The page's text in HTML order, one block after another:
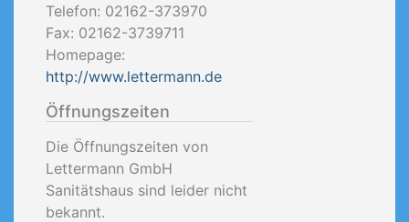
Telefon: 02162-373970
Fax: 02162-3739711
Homepage:
http://www.lettermann.de
Öffnungszeiten
Die Öffnungszeiten von
Lettermann GmbH
Sanitätshaus sind leider nicht
bekannt.